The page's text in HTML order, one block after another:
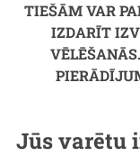
TIEŠĀM VAR
IZDARĪT
Jūs varētu